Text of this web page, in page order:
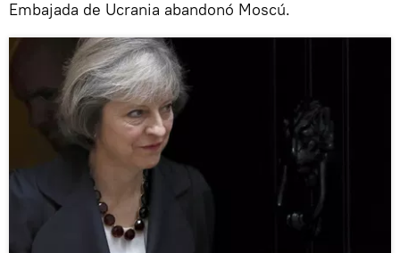
Embajada de Ucrania abandonó Moscú.